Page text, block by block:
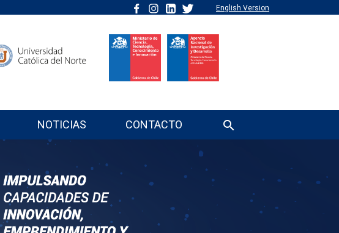
English Version
NOTICIAS CONTACTO